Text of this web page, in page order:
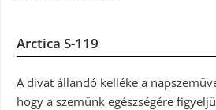
Arctica S-119
A divat állandó kelléke a
hogy a szemünk egészségére